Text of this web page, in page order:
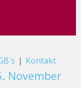
| Kontakt
November